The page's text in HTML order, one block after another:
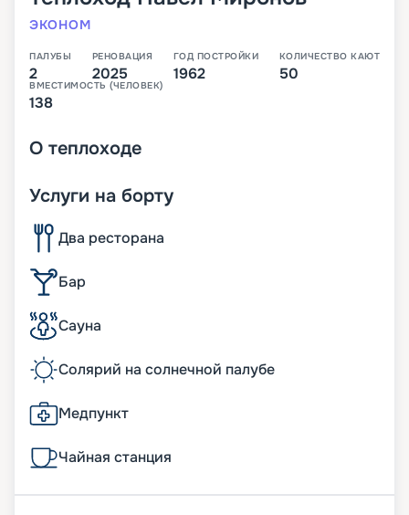
ЭКОНОМ
ПАЛУБЫ
2
РЕНОВАЦИЯ
2025
ГОД ПОСТРОЙКИ
1962
КОЛИЧЕСТВО КАЮТ
50
ВМЕСТИМОСТЬ (ЧЕЛОВЕК)
138
О теплоходе
Услуги на борту
Два ресторана
Бар
Сауна
Солярий на солнечной палубе
Медпункт
Чайная станция